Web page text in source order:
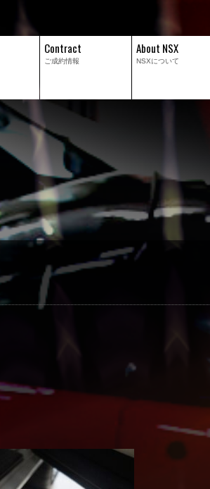
Contract
ご成約情報
About NSX
NSXについて